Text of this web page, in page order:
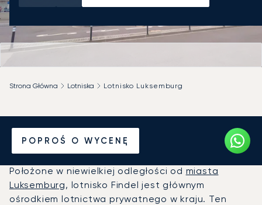
POPROŚ O WYCENĘ
Strona Główna Lotniska Lotnisko Luksemburg
Prywatny odrzutowiec na
Lotnisko Luksemburg (LUX)
Położone w niewielkiej odległości od miasta
Luksemburg, lotnisko Findel jest głównym
ośrodkiem lotnictwa prywatnego w kraju. Ten